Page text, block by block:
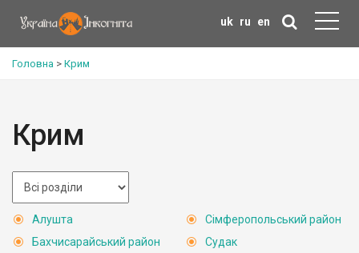
uk ru en
Головна > Крим
Крим
Алушта
Бахчисарайський район
Сімферопольський район
Судак